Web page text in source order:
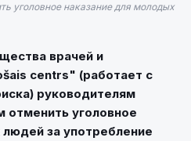
уголовное наказание для молодых
врачей и
centrs" (работает с
руководителям
отменить уголовное
за употребление